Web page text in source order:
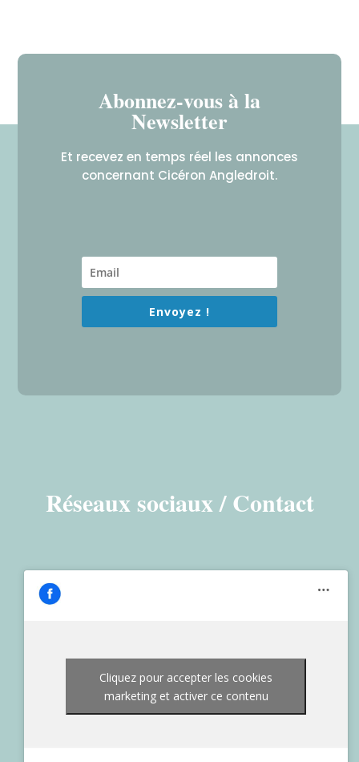
Abonnez-vous à la
Newsletter
Et recevez en temps réel les annonces
concernant Cicéron Angledroit.
Envoyez !
Réseaux sociaux / Contact
Cliquez pour accepter les cookies
marketing et activer ce contenu